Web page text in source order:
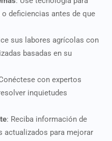
deficiencias antes de que
sus labores agrícolas con
basadas en su
con expertos
inquietudes
: Reciba información de
actualizados para mejorar